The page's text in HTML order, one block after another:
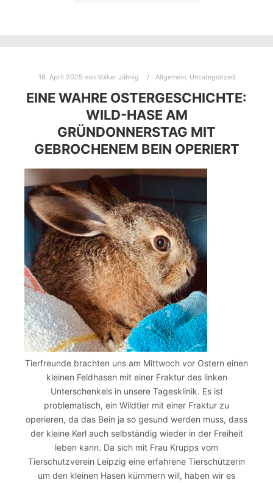
18. April 2025 von Volker Jähnig Allgemein, Uncategorized
EINE WAHRE OSTERGESCHICHTE:
WILD-HASE AM
GRÜNDONNERSTAG MIT
GEBROCHENEM BEIN OPERIERT
Tierfreunde brachten uns am Mittwoch vor Ostern einen
kleinen Feldhasen mit einer Fraktur des linken
Unterschenkels in unsere Tagesklinik. Es ist
problematisch, ein Wildtier mit einer Fraktur zu
operieren, da das Bein ja so gesund werden muss, dass
der kleine Kerl auch selbständig wieder in der Freiheit
leben kann. Da sich mit Frau Krupps vom
Tierschutzverein Leipzig eine erfahrene Tierschützerin
um den kleinen Hasen kümmern will, haben wir es